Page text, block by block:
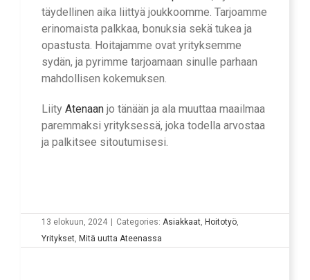
täydellinen aika liittyä joukkoomme. Tarjoamme
erinomaista palkkaa, bonuksia sekä tukea ja
opastusta. Hoitajamme ovat yrityksemme
sydän, ja pyrimme tarjoamaan sinulle parhaan
mahdollisen kokemuksen.
Liity Atenaan jo tänään ja ala muuttaa maailmaa
paremmaksi yrityksessä, joka todella arvostaa
ja palkitsee sitoutumisesi.
13 elokuun, 2024 | Categories: Asiakkaat Hoitotyö
Yritykset Mitä uutta Ateenassa